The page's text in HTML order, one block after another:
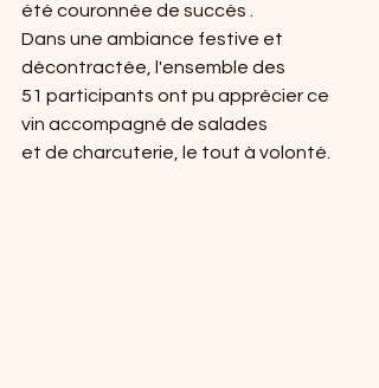
été couronnée de succès .
Dans une ambiance festive et
décontractée, l'ensemble des
51 participants ont pu apprécier ce
vin accompagné de salades
et de charcuterie, le tout à volonté.